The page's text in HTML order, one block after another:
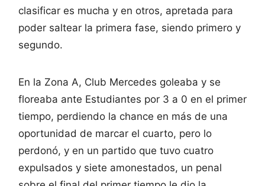
clasificar es mucha y en otros, apretada para
poder saltear la primera fase, siendo primero y
segundo.
En la Zona A, Club Mercedes goleaba y se
floreaba ante Estudiantes por 3 a 0 en el primer
tiempo, perdiendo la chance en más de una
oportunidad de marcar el cuarto, pero lo
perdonó, y en un partido que tuvo cuatro
expulsados y siete amonestados, un penal